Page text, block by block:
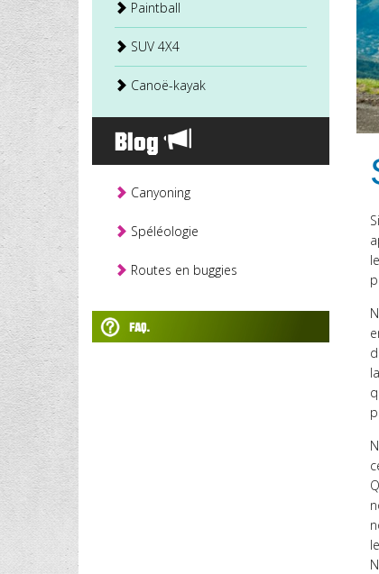
Paintball
SUV 4X4
Canoë-kayak
Blog
Canyoning
Spéléologie
Routes en buggies